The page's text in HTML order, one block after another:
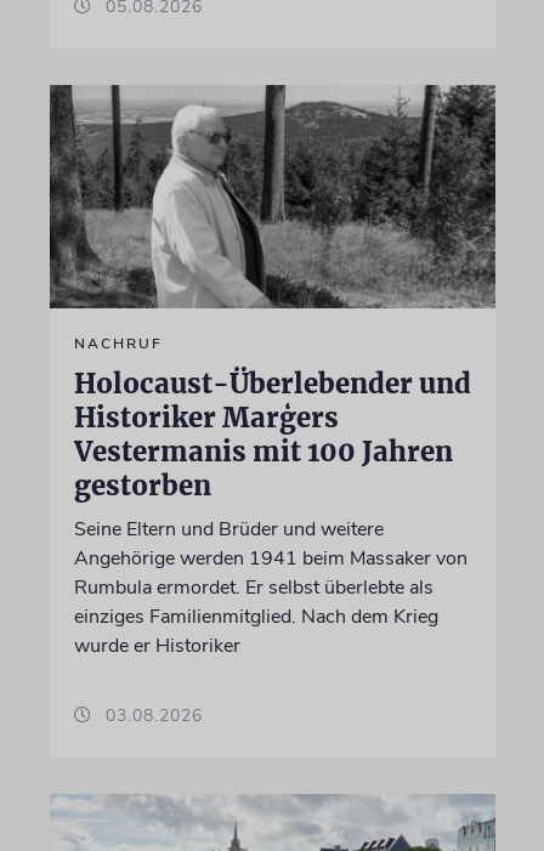
05.08.2026
NACHRUF
Holocaust-Überlebender und
Historiker Marģers
Vestermanis mit 100 Jahren
gestorben
Seine Eltern und Brüder und weitere
Angehörige werden 1941 beim Massaker von
Rumbula ermordet. Er selbst überlebte als
einziges Familienmitglied. Nach dem Krieg
wurde er Historiker
03.08.2026